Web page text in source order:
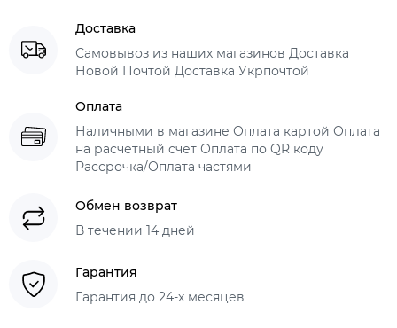
Доставка
Самовывоз из наших магазинов Доставка
Новой Почтой Доставка Укрпочтой
Оплата
Наличными в магазине Оплата картой Оплата
на расчетный счет Оплата по QR коду
Рассрочка/Оплата частями
Обмен возврат
В течении 14 дней
Гарантия
Гарантия до 24-х месяцев